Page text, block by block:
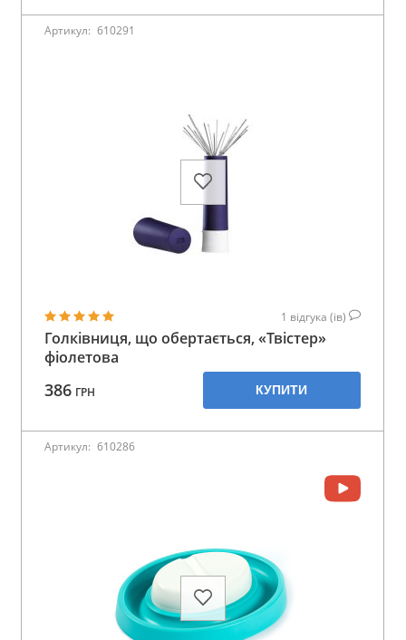
Артикул: 610291
1 відгука (ів)
Голківниця, що обертається, «Твістер»
фіолетова
386 ГРН КУПИТИ
Артикул: 610286